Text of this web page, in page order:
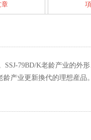
章
79BD/K老龄产业的外
产业更新換代的理想産品。